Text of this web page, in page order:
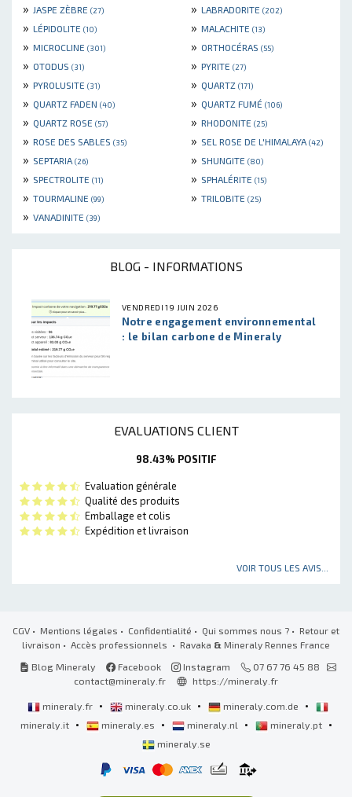
» JASPE ZÈBRE (27) » LABRADORITE (202)
» LÉPIDOLITE (10) » MALACHITE (13)
» MICROCLINE (301) » ORTHOCÉRAS (55)
» OTODUS (31) » PYRITE (27)
» PYROLUSITE (31) » QUARTZ (171)
» QUARTZ FADEN (40) » QUARTZ FUMÉ (106)
» QUARTZ ROSE (57) » RHODONITE (25)
» ROSE DES SABLES (35) » SEL ROSE DE L'HIMALAYA (42)
» SEPTARIA (26) » SHUNGITE (80)
» SPECTROLITE (11) » SPHALÉRITE (15)
» TOURMALINE (99) » TRILOBITE (25)
» VANADINITE (39)
BLOG - INFORMATIONS
VENDREDI 19 JUIN 2026
Notre engagement environnemental
: le bilan carbone de Mineraly
EVALUATIONS CLIENT
98.43% POSITIF
Evaluation générale
Qualité des produits
Emballage et colis
Expédition et livraison
VOIR TOUS LES AVIS...
CGV • Mentions légales • Confidentialité • Qui sommes nous ? • Retour et
livraison • Accès professionnels • Ravaka & Mineraly Rennes France
Blog Mineraly
Facebook Instagram
07 67 76 45 88
contact@mineraly.fr
https://mineraly.fr
mineraly.fr • mineraly.co.uk • mineraly.com.de •
mineraly.it • mineraly.es • mineraly.nl • mineraly.pt •
mineraly.se